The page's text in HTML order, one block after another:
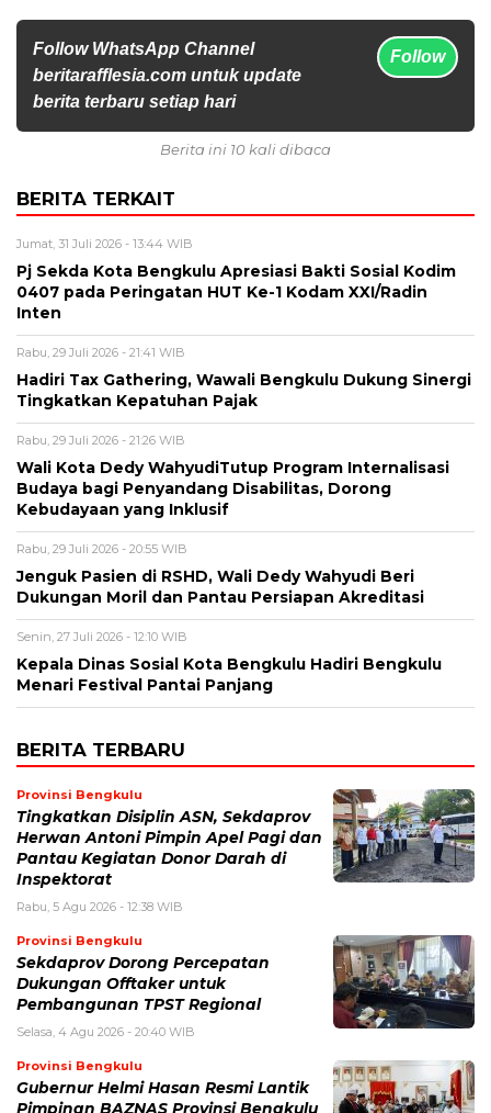
Follow WhatsApp Channel
beritarafflesia.com untuk update
berita terbaru setiap hari
Follow
Berita ini 10 kali dibaca
BERITA TERKAIT
Jumat, 31 Juli 2026 - 13:44 WIB
Pj Sekda Kota Bengkulu Apresiasi Bakti Sosial Kodim
0407 pada Peringatan HUT Ke-1 Kodam XXI/Radin
Inten
Rabu, 29 Juli 2026 - 21:41 WIB
Hadiri Tax Gathering, Wawali Bengkulu Dukung Sinergi
Tingkatkan Kepatuhan Pajak
Rabu, 29 Juli 2026 - 21:26 WIB
Wali Kota Dedy WahyudiTutup Program Internalisasi
Budaya bagi Penyandang Disabilitas, Dorong
Kebudayaan yang Inklusif
Rabu, 29 Juli 2026 - 20:55 WIB
Jenguk Pasien di RSHD, Wali Dedy Wahyudi Beri
Dukungan Moril dan Pantau Persiapan Akreditasi
Senin, 27 Juli 2026 - 12:10 WIB
Kepala Dinas Sosial Kota Bengkulu Hadiri Bengkulu
Menari Festival Pantai Panjang
BERITA TERBARU
Provinsi Bengkulu
Tingkatkan Disiplin ASN, Sekdaprov
Herwan Antoni Pimpin Apel Pagi dan
Pantau Kegiatan Donor Darah di
Inspektorat
Rabu, 5 Agu 2026 - 12:38 WIB
Provinsi Bengkulu
Sekdaprov Dorong Percepatan
Dukungan Offtaker untuk
Pembangunan TPST Regional
Selasa, 4 Agu 2026 - 20:40 WIB
Provinsi Bengkulu
Gubernur Helmi Hasan Resmi Lantik
Pimpinan BAZNAS Provinsi Bengkulu